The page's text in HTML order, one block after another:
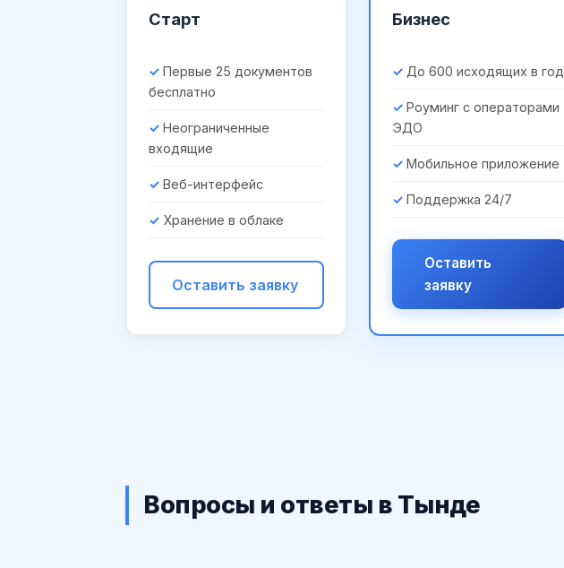
Старт
Первые 25 документов
бесплатно
Неограниченные
входящие
Веб-интерфейс
Хранение в облаке
Оставить заявку
Бизнес
До 600 исходящих в год
Роуминг с операторами
ЭДО
Мобильное приложение
Поддержка 24/7
Оставить
заявку
Вопросы и ответы в Тынде